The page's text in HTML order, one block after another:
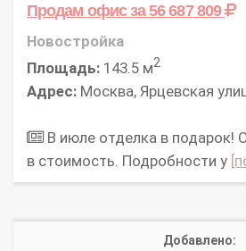
Продам офисза 56 687 809
Новостройка
Площадь: 143.5 м2
Адрес: Москва, Ярцевская
В июле отделка в подарок!
в стоимость. Подробности у
Добавлено: